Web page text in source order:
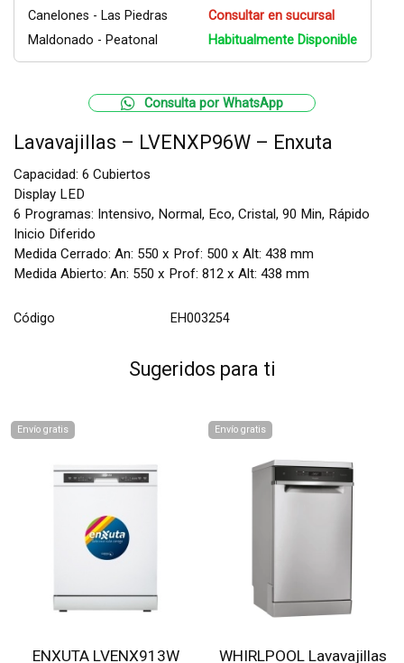
Canelones - Las Piedras
Consultar en sucursal
Maldonado - Peatonal
Habitualmente Disponible
Consulta por WhatsApp
Lavavajillas – LVENXP96W – Enxuta
Capacidad: 6 Cubiertos
Display LED
6 Programas: Intensivo, Normal, Eco, Cristal, 90 Min, Rápido
Inicio Diferido
Medida Cerrado: An: 550 x Prof: 500 x Alt: 438 mm
Medida Abierto: An: 550 x Prof: 812 x Alt: 438 mm
Código EH003254
Sugeridos para ti
Envío gratis
ENXUTA LVENX913W
Envío gratis
WHIRLPOOL Lavavajillas